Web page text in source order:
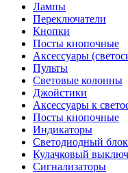
Лампы
Переключатели
Кнопки
Посты кнопочные
Аксессуары
Пульты
Световые колонны
Джойстики
Аксессуары к
Посты кнопочные
Индикаторы
Светодиодный блок
Кулачковый
Сигнализаторы